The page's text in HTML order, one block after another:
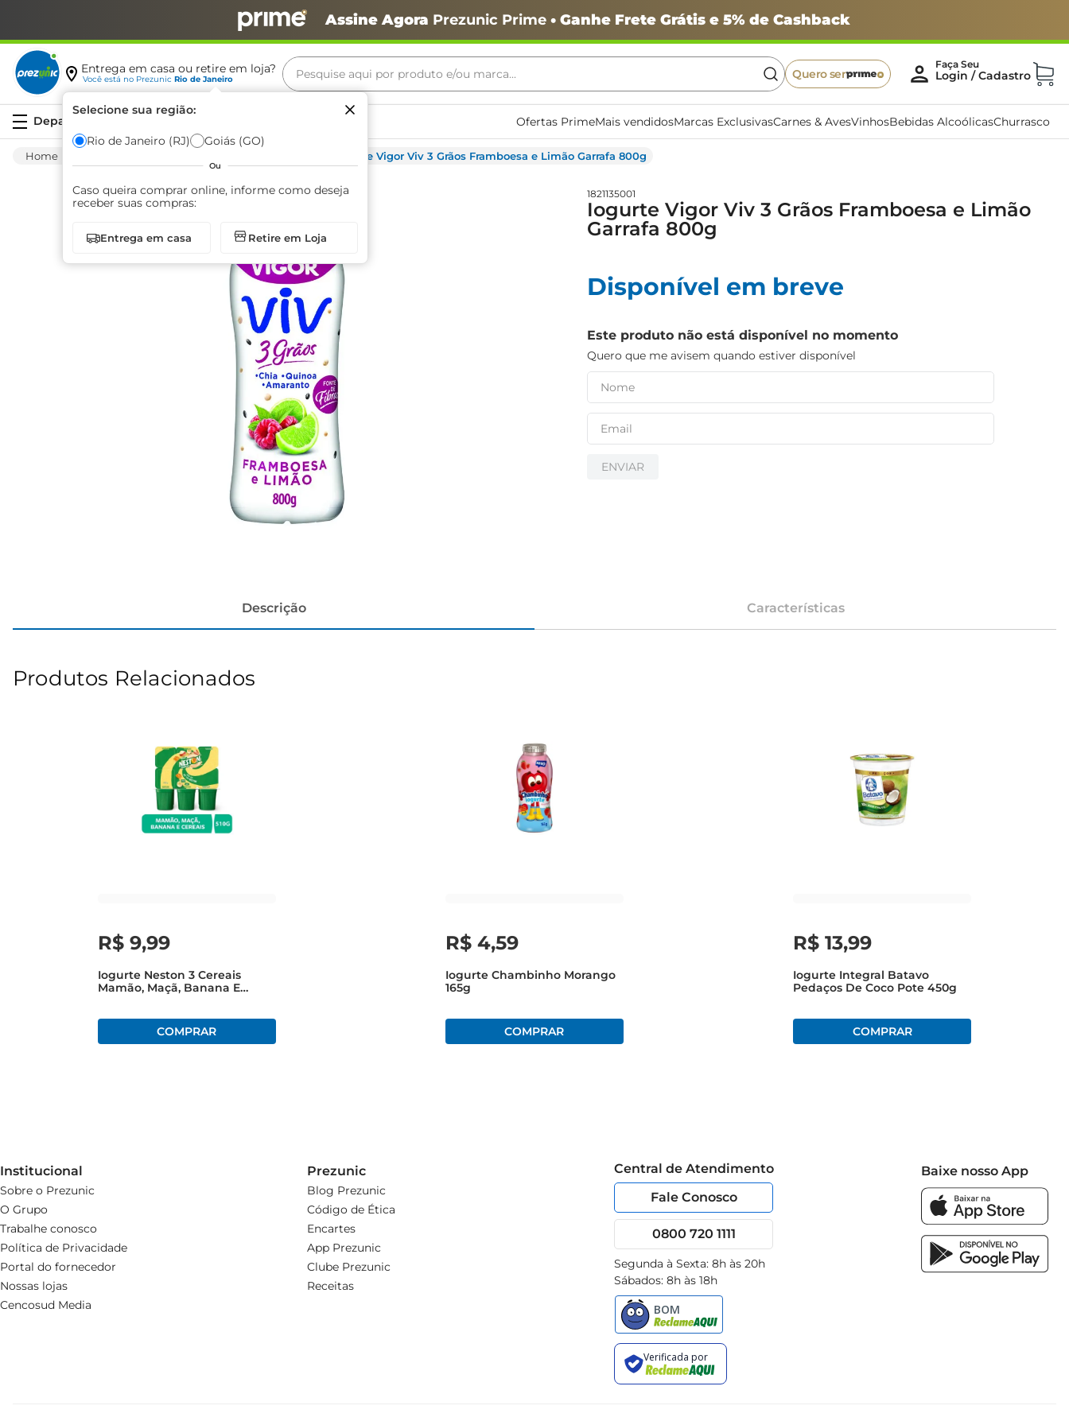
Assine Agora Prezunic Prime• Ganhe Frete Grátis e 5% de Cashback
Entrega em casa ou retire em loja?
Você está no Prezunic Rio de Janeiro
Selecione sua região:
Rio de Janeiro (RJ) Goiás (GO)
Ou
Caso queira comprar online, informe como deseja
receber suas compras:
Entrega em casa Retire em Loja
Pesquise aqui por produto e/ou marca...
Quero ser
Ofertas PrimeMais vendidosMarcas ExclusivasCarnes & AvesVinhosBebidas AlcoólicasChurrasco
Iogurte Vigor Viv 3 Grãos Framboesa e Limão Garrafa 800g
1821135001
Iogurte Vigor Viv 3 Grãos Framboesa e Limão
Garrafa 800g
Disponível em breve
Este produto não está disponível no momento
Quero que me avisem quando estiver disponível
ENVIAR
Descrição Características
Produtos Relacionados
R$ 9,99
Iogurte Neston 3 Cereais
Mamão, Maçã, Banana E
R$ 4,59
Iogurte Chambinho Morango
165g
R$ 13,99
Iogurte Integral Batavo
Pedaços De Coco Pote 450g
Institucional
Sobre o Prezunic
O Grupo
Trabalhe conosco
Política de Privacidade
Portal do fornecedor
Nossas lojas
Cencosud Media
Prezunic
Blog Prezunic
Código de Ética
Encartes
App Prezunic
Clube Prezunic
Receitas
Central de Atendimento
Fale Conosco
0800 720 1111
Segunda à Sexta: 8h às 20h
Sábados: 8h às 18h
Baixe nosso App
Termos mais buscados
café
arroz
biscoito
azeite
iogurte
papel higiênico
cerveja